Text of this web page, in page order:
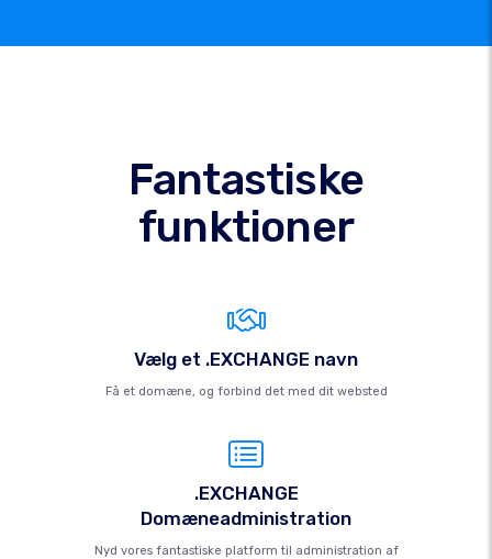
Fantastiske
funktioner
Vælg et .EXCHANGE navn
Få et domæne, og forbind det med dit websted
.EXCHANGE
Domæneadministration
Nyd vores fantastiske platform til administration af